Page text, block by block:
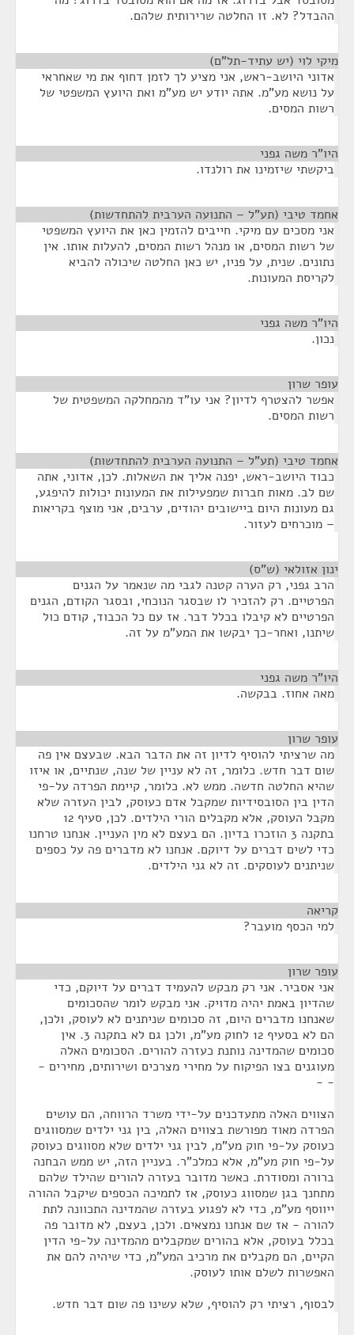
ההבדל? לא. זו החלטה שרירותית שלהם.
מיקי לוי (יש עתיד-תל"ם)
אדוני היושב-ראש, אני מציע לך לזמן דחוף את מי שאחראי
על נושא מע"מ. אתה יודע יש מע"מ ואת היועץ המשפטי של
רשות המסים.
היו"ר משה גפני
ביקשתי שיזמינו את רולנדו.
אחמד טיבי (תע"ל – התנועה הערבית להתחדשות)
אני מסכים עם מיקי. חייבים להזמין כאן את היועץ המשפטי
של רשות המסים, או מנהל רשות המסים, להעלות אותו. אין
נתונים. שנית, על פניו, יש כאן החלטה שיכולה להביא
לקריסת המעונות.
היו"ר משה גפני
נכון.
עופר שרון
אפשר להצטרף לדיון? אני עו"ד מהמחלקה המשפטית של
רשות המסים.
אחמד טיבי (תע"ל – התנועה הערבית להתחדשות)
כבוד היושב-ראש, יפנה אליך את השאלות. לכן, אדוני, אתה
שם לב. מאות חברות שמפעילות את המעונות יכולות להיפגע,
גם מעונות היום ביישובים יהודים, ערבים, אני מוצף בקריאות
– מוכרחים לעזור.
ינון אזולאי (ש"ס)
הרב גפני, רק הערה קטנה לגבי מה שנאמר על הגנים
הפרטיים. רק להזכיר לו שבסגר הנוכחי, ובסגר הקודם, הגנים
הפרטיים לא קיבלו בכלל דבר. אז עם כל הכבוד, קודם כול
שיתנו, ואחר-כך יבקשו את המע"מ על זה.
היו"ר משה גפני
מאה אחוז. בבקשה.
עופר שרון
מה שרציתי להוסיף לדיון זה את הדבר הבא. שבעצם אין פה
שום דבר חדש. כלומר, זה לא עניין של שנה, שנתיים, או איזו
שהיא החלטה חדשה. ממש לא. כלומר, קיימת הפרדה על-פי
הדין בין הסובסידיות שמקבל אדם כעוסק, לבין העזרה שלא
מקבל העוסק, אלא מקבלים הורי הילדים. לכן, סעיף 12
בתקנה 3 הוזכרו בדיון. הם בעצם לא מין העניין. אנחנו טרחנו
כדי לשים דברים על דיוקם. אנחנו לא מדברים פה על כספים
שניתנים לעוסקים. זה לא גני הילדים.
קריאה
למי הכסף מועבר?
עופר שרון
אני אסביר. אני רק מבקש להעמיד דברים על דיוקם, כדי
שהדיון באמת יהיה מדויק. אני מבקש לומר שהסכומים
שאנחנו מדברים היום, זה סכומים שניתנים לא לעוסק, ולכן,
הם לא בסעיף 12 לחוק מע"מ, ולכן גם לא בתקנה 3. אין
סכומים שהמדינה נותנת כעזרה להורים. הסכומים האלה
מעוגנים בצו הפיקוח על מחירי מצרכים ושירותים, מחירים -
- -
הצווים האלה מתעדכנים על-ידי משרד הרווחה, הם עושים
הפרדה מאוד מפורשת בצווים האלה, בין גני ילדים שמסווגים
כעוסק על-פי חוק מע"מ, לבין גני ילדים שלא מסווגים כעוסק
על-פי חוק מע"מ, אלא כמלכ"ר. בעניין הזה, יש ממש הבחנה
ברורה ומסודרת. כאשר מדובר בעזרה להורים שהילד שלהם
מתחנך בגן שמסווג כעוסק, אז לתמיכה הכספים שיקבל ההורה
ייווסף מע"מ, כדי לא לפגוע בעזרה שהמדינה התכוונה לתת
להורה - אז שם אנחנו נמצאים. ולכן, בעצם, לא מדובר פה
בכלל בעוסק, אלא בהורים שמקבלים מהמדינה על-פי הדין
הקיים, הם מקבלים את מרכיב המע"מ, כדי שיהיה להם את
האפשרות לשלם אותו לעוסק.
לבסוף, רציתי רק להוסיף, שלא עשינו פה שום דבר חדש.